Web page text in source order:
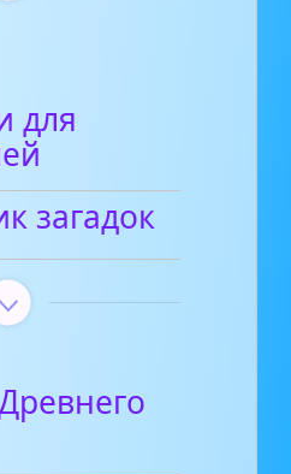
для
загадок